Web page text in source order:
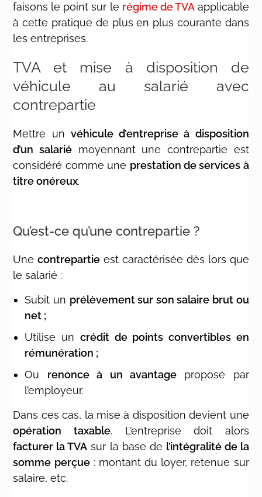
faisons le point sur le régime de TVAapplicable
à cette pratique de plus en plus courante dans
les entreprises.
TVA et mise à disposition de
véhicule au salarié avec
contrepartie
Mettre un véhicule d’entreprise à disposition
d’un salarié moyennant une contrepartie est
considéré comme une prestation de services à
titre onéreux.
Qu’est-ce qu’une contrepartie ?
Unecontrepartie est caractérisée dès lors que
le salarié :
Subit un prélèvement sur son salaire brut ou
net ;
Utilise un crédit de points convertibles en
rémunération ;
Ou renonce à un avantageproposé par
l’employeur.
Dans ces cas, la mise à disposition devient une
opération taxable. L’entreprise doit alors
facturer la TVA sur la base de l’intégralité de la
somme perçue: montant du loyer, retenue sur
salaire, etc.